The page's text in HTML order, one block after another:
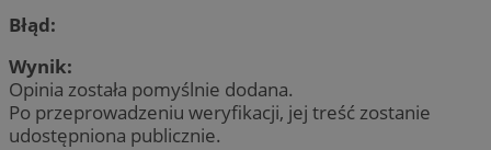
Błąd:
Wynik:
Opinia została pomyślnie dodana.
Po przeprowadzeniu weryfikacji, jej treść zostanie
udostępniona publicznie.